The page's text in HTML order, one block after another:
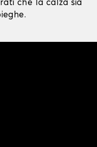
che la calza sia